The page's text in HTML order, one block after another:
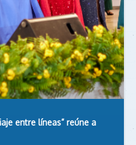
entre líneas” reúne a